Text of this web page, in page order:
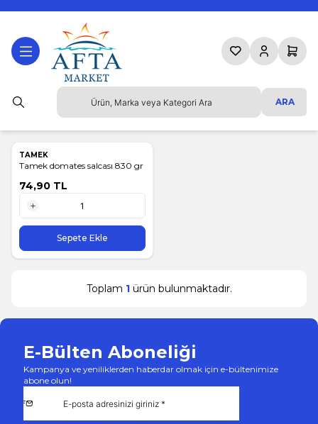
ARA
Favorilerim
HesabımSepetim
TAMEK
Tamek domates salcası 830 gr
74,90 TL
1 Adet
Sepete Ekle
Toplam 1ürün bulunmaktadır.
E-Bülten Aboneliği
Kampanya ve yeniliklerden haberdar olmak için e-bültenimize
abone olun!